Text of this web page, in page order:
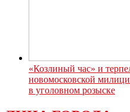
«Козлиный час» и
новомосковской
в уголовном розыске